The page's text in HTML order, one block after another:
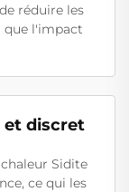
réduire les
que l'impact
et discret
Sidite
ce qui les